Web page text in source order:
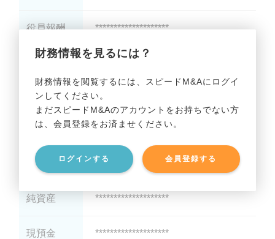
財務情報を見るには？
財務情報を閲覧するには、スピードM&Aにログイ
ンしてください。
まだスピードM&Aのアカウントをお持ちでない方
は、会員登録をお済ませください。
ログインする 会員登録する
役員報酬 ********************
貸借対照表（B/S）
総資産 ********************
有利子負債 ********************
純資産 ********************
現預金 ********************